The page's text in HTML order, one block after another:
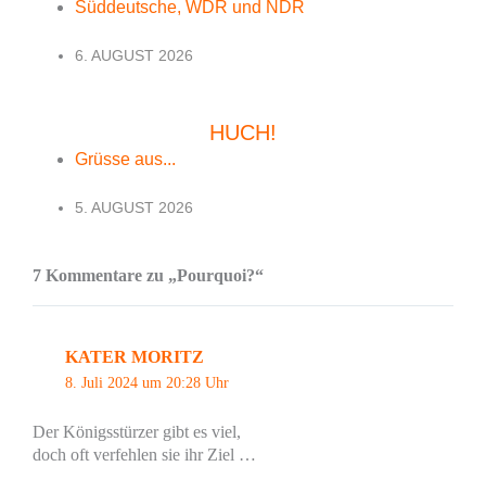
Süddeutsche, WDR und NDR
6. AUGUST 2026
HUCH!
Grüsse aus...
5. AUGUST 2026
7 Kommentare zu „Pourquoi?“
KATER MORITZ
8. Juli 2024 um 20:28 Uhr
Der Königsstürzer gibt es viel,
doch oft verfehlen sie ihr Ziel …